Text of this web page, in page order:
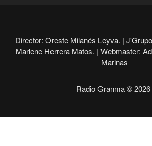
Director: Oreste Milanés Leyva. |
Marlene Herrera Matos. | Webmaster:
Marinas
Radio Granma © 2026